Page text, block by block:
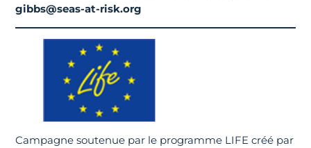
gibbs@seas-at-risk.org
Campagne soutenue par le programme LIFE créé par